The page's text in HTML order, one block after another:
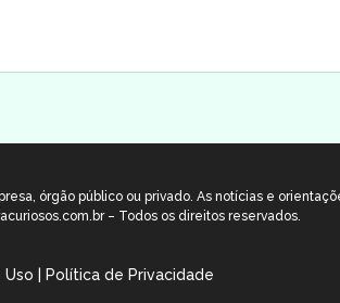
órgão público ou privado. As notícias e
– Todos os direitos reservados.
Uso Política de Privacidade